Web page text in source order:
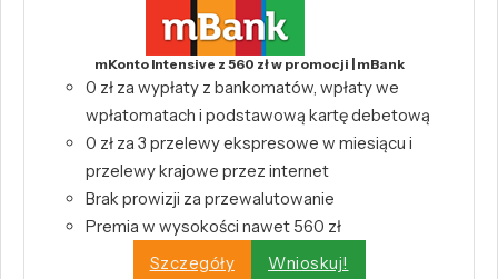
mKonto Intensive z 560 zł w promocji | mBank
0 zł za wypłaty z bankomatów, wpłaty we
wpłatomatach i podstawową kartę debetową
0 zł za 3 przelewy ekspresowe w miesiącu i
przelewy krajowe przez internet
Brak prowizji za przewalutowanie
Premia w wysokości nawet 560 zł
Szczegóły
Wnioskuj!